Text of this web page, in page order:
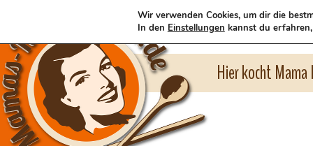
Hier kocht
Wir verwenden Cookies, um dir die
In den Einstellungen kannst du